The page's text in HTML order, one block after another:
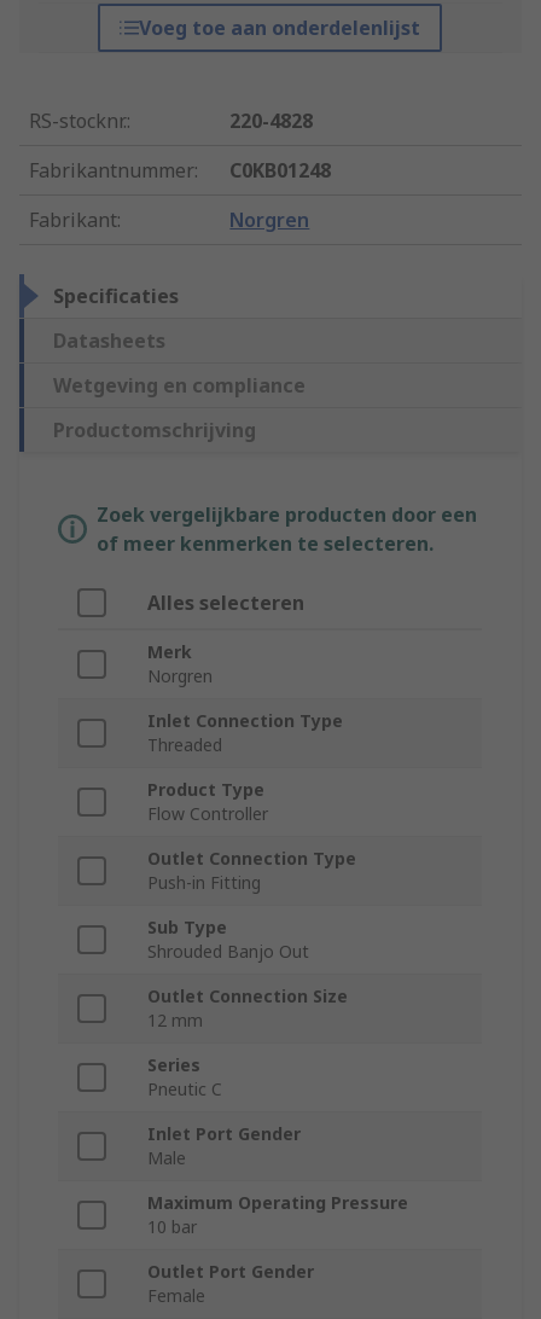
Voeg toe aan onderdelenlijst
RS-stocknr.:
220-4828
Fabrikantnummer:
C0KB01248
Fabrikant: Norgren
Specificaties
Datasheets
Wetgeving en compliance
Productomschrijving
Zoek vergelijkbare producten door een
of meer kenmerken te selecteren.
Alles selecteren
Merk
Norgren
Inlet Connection Type
Threaded
Product Type
Flow Controller
Outlet Connection Type
Push-in Fitting
Sub Type
Shrouded Banjo Out
Outlet Connection Size
12 mm
Series
Pneutic C
Inlet Port Gender
Male
Maximum Operating Pressure
10 bar
Outlet Port Gender
Female